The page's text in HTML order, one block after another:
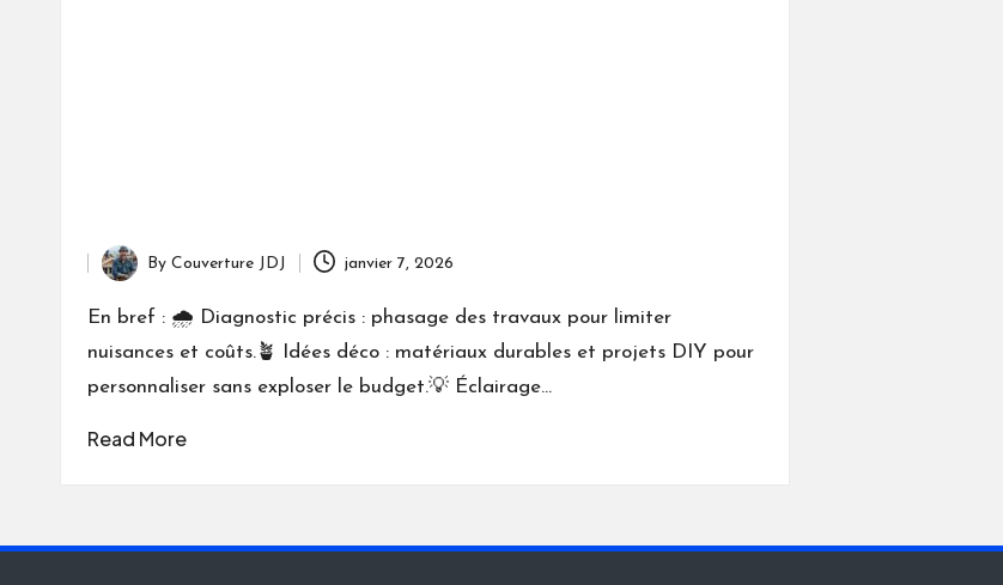
Posted
By Couverture JDJ janvier 7, 2026
En bref : 🌧️ Diagnostic précis : phasage des travaux pour limiter
nuisances et coûts.🪴 Idées déco : matériaux durables et projets DIY pour
personnaliser sans exploser le budget.💡 Éclairage…
Read More